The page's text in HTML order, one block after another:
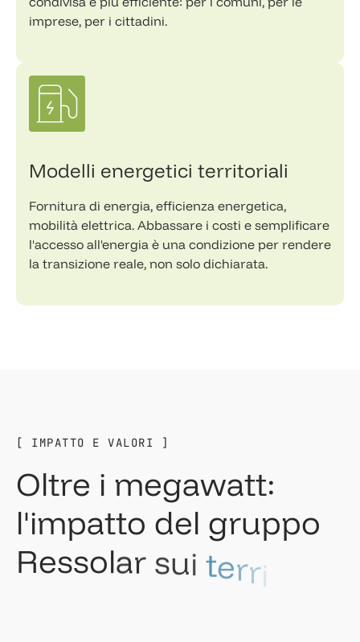
imprese, per i cittadini.
Modelli energetici territoriali
Fornitura di energia, efficienza energetica,
mobilità elettrica. Abbassare i costi e semplificare
l'accesso all'energia è una condizione per rendere
la transizione reale, non solo dichiarata.
[ IMPATTO E VALORI ]
Oltre i megawatt:
l'impatto del gruppo
Ressolar sui terri